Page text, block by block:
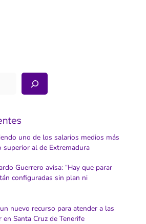
uno de los salarios medios más
superior al de Extremadura
Guerrero avisa: “Hay que parar
configuradas sin plan ni
nuevo recurso para atender a las
Santa Cruz de Tenerife